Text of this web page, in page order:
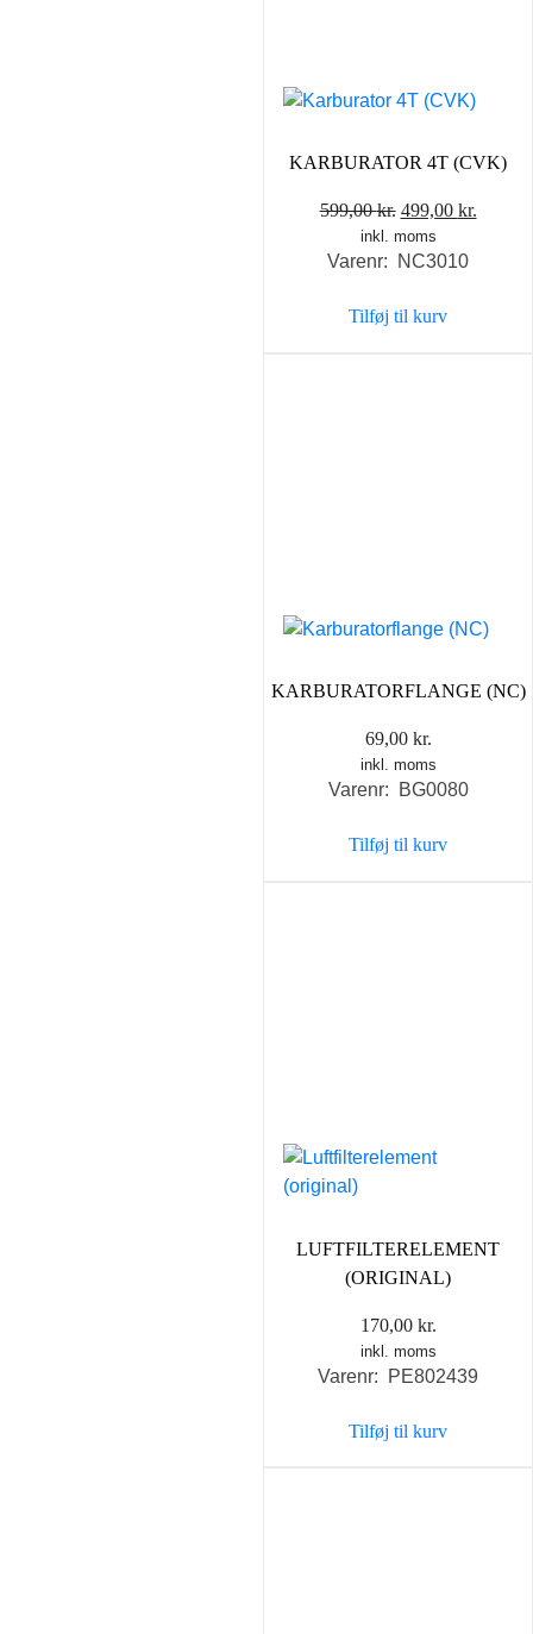
KARBURATOR 4T (CVK)
599,00kr. Den
oprindelige
pris
599,00 kr..
499,00 kr.
inkl. moms
Varenr: NC3010
Tilføj til kurv
KARBURATORFLANGE (NC)
69,00 kr.
inkl. moms
Varenr: BG0080
Tilføj til kurv
LUFTFILTERELEMENT
(ORIGINAL)
170,00 kr.
inkl. moms
Varenr: PE802439
Tilføj til kurv